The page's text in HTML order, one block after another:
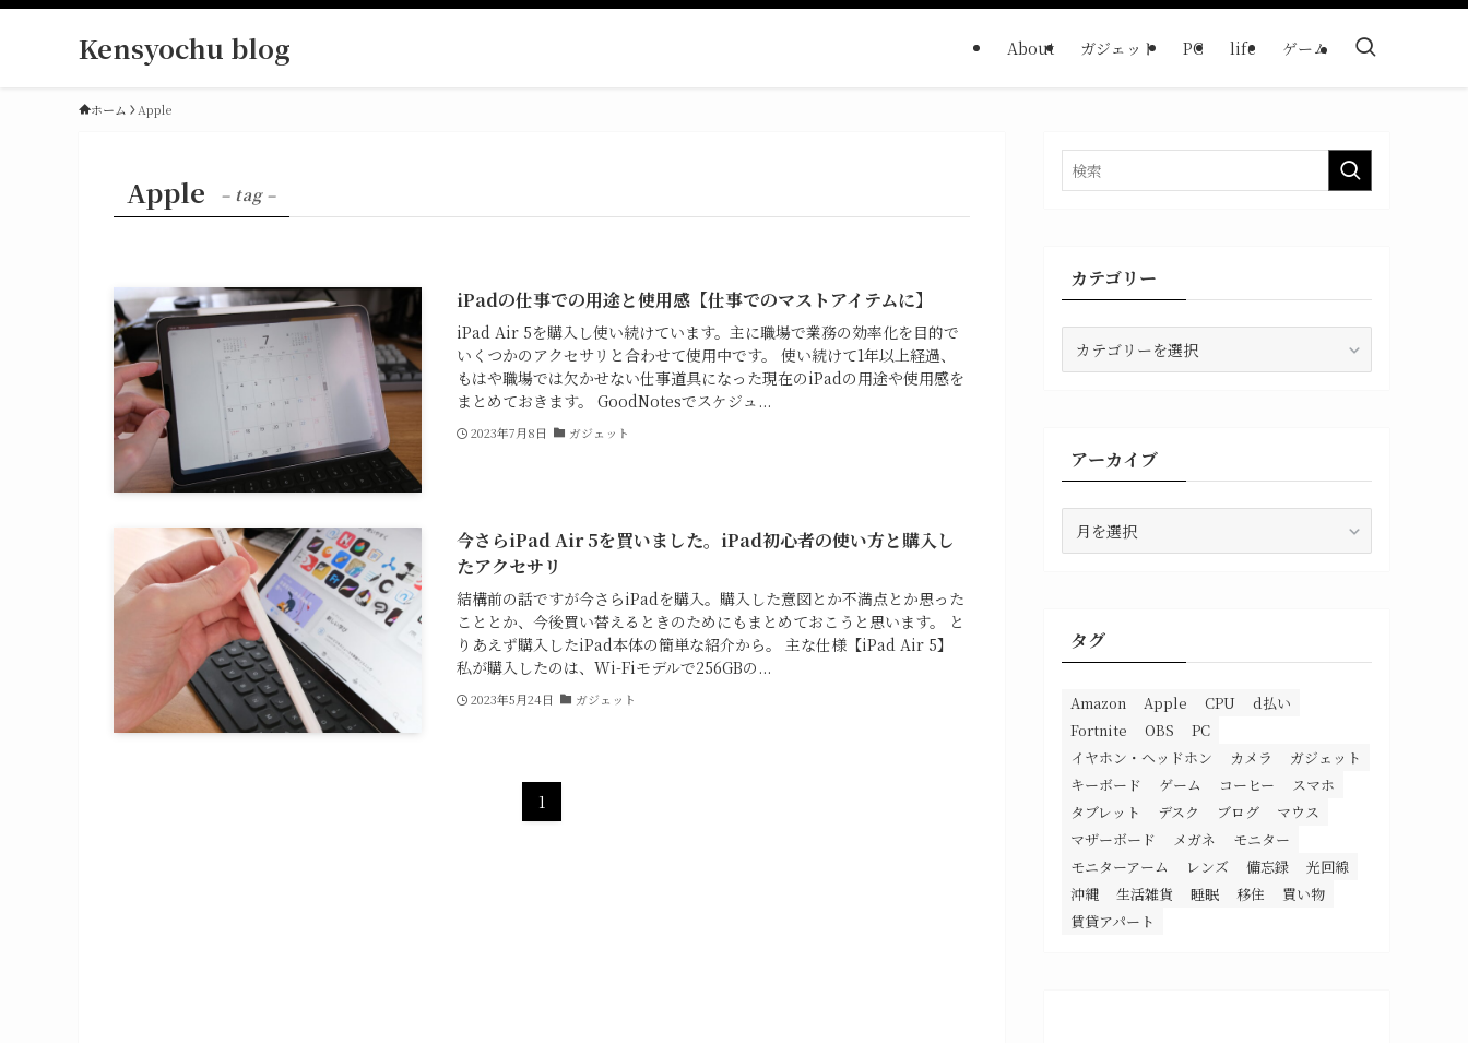
Kensyochu blog About ガジェット PC life ゲーム
ホーム Apple
Apple – tag –
iPadの仕事での用途と使用感【仕事でのマストアイテムに】
iPad Air 5を購入し使い続けています。主に職場で業務の効率化を目的で
いくつかのアクセサリと合わせて使用中です。 使い続けて1年以上経過、
もはや職場では欠かせない仕事道具になった現在のiPadの用途や使用感を
まとめておきます。 GoodNotesでスケジュ...
2023年7月8日 ガジェット
今さらiPad Air 5を買いました。iPad初心者の使い方と購入し
たアクセサリ
結構前の話ですが今さらiPadを購入。購入した意図とか不満点とか思った
こととか、今後買い替えるときのためにもまとめておこうと思います。 と
りあえず購入したiPad本体の簡単な紹介から。 主な仕様【iPad Air 5】
私が購入したのは、Wi-Fiモデルで256GBの...
2023年5月24日 ガジェット
1
カテゴリー
アーカイブ
タグ
Amazon Apple CPU
d払い
Fortnite
OBS
PC
イヤホン・ヘッドホン
カメラ
ガジェット
キーボード
ゲーム コーヒー
スマホ
タブレット
デスク ブログ
マウス
マザーボード
メガネ
モニター
モニターアーム
レンズ 備忘録
光回線
沖縄
生活雑貨 睡眠 移住
買い物
賃貸アパート